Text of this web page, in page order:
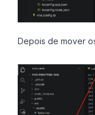
Depois de mover